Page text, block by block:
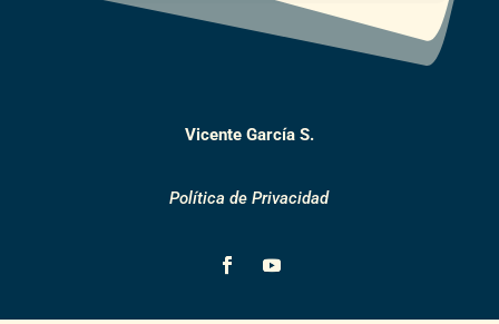
Vicente García S.
Política de Privacidad